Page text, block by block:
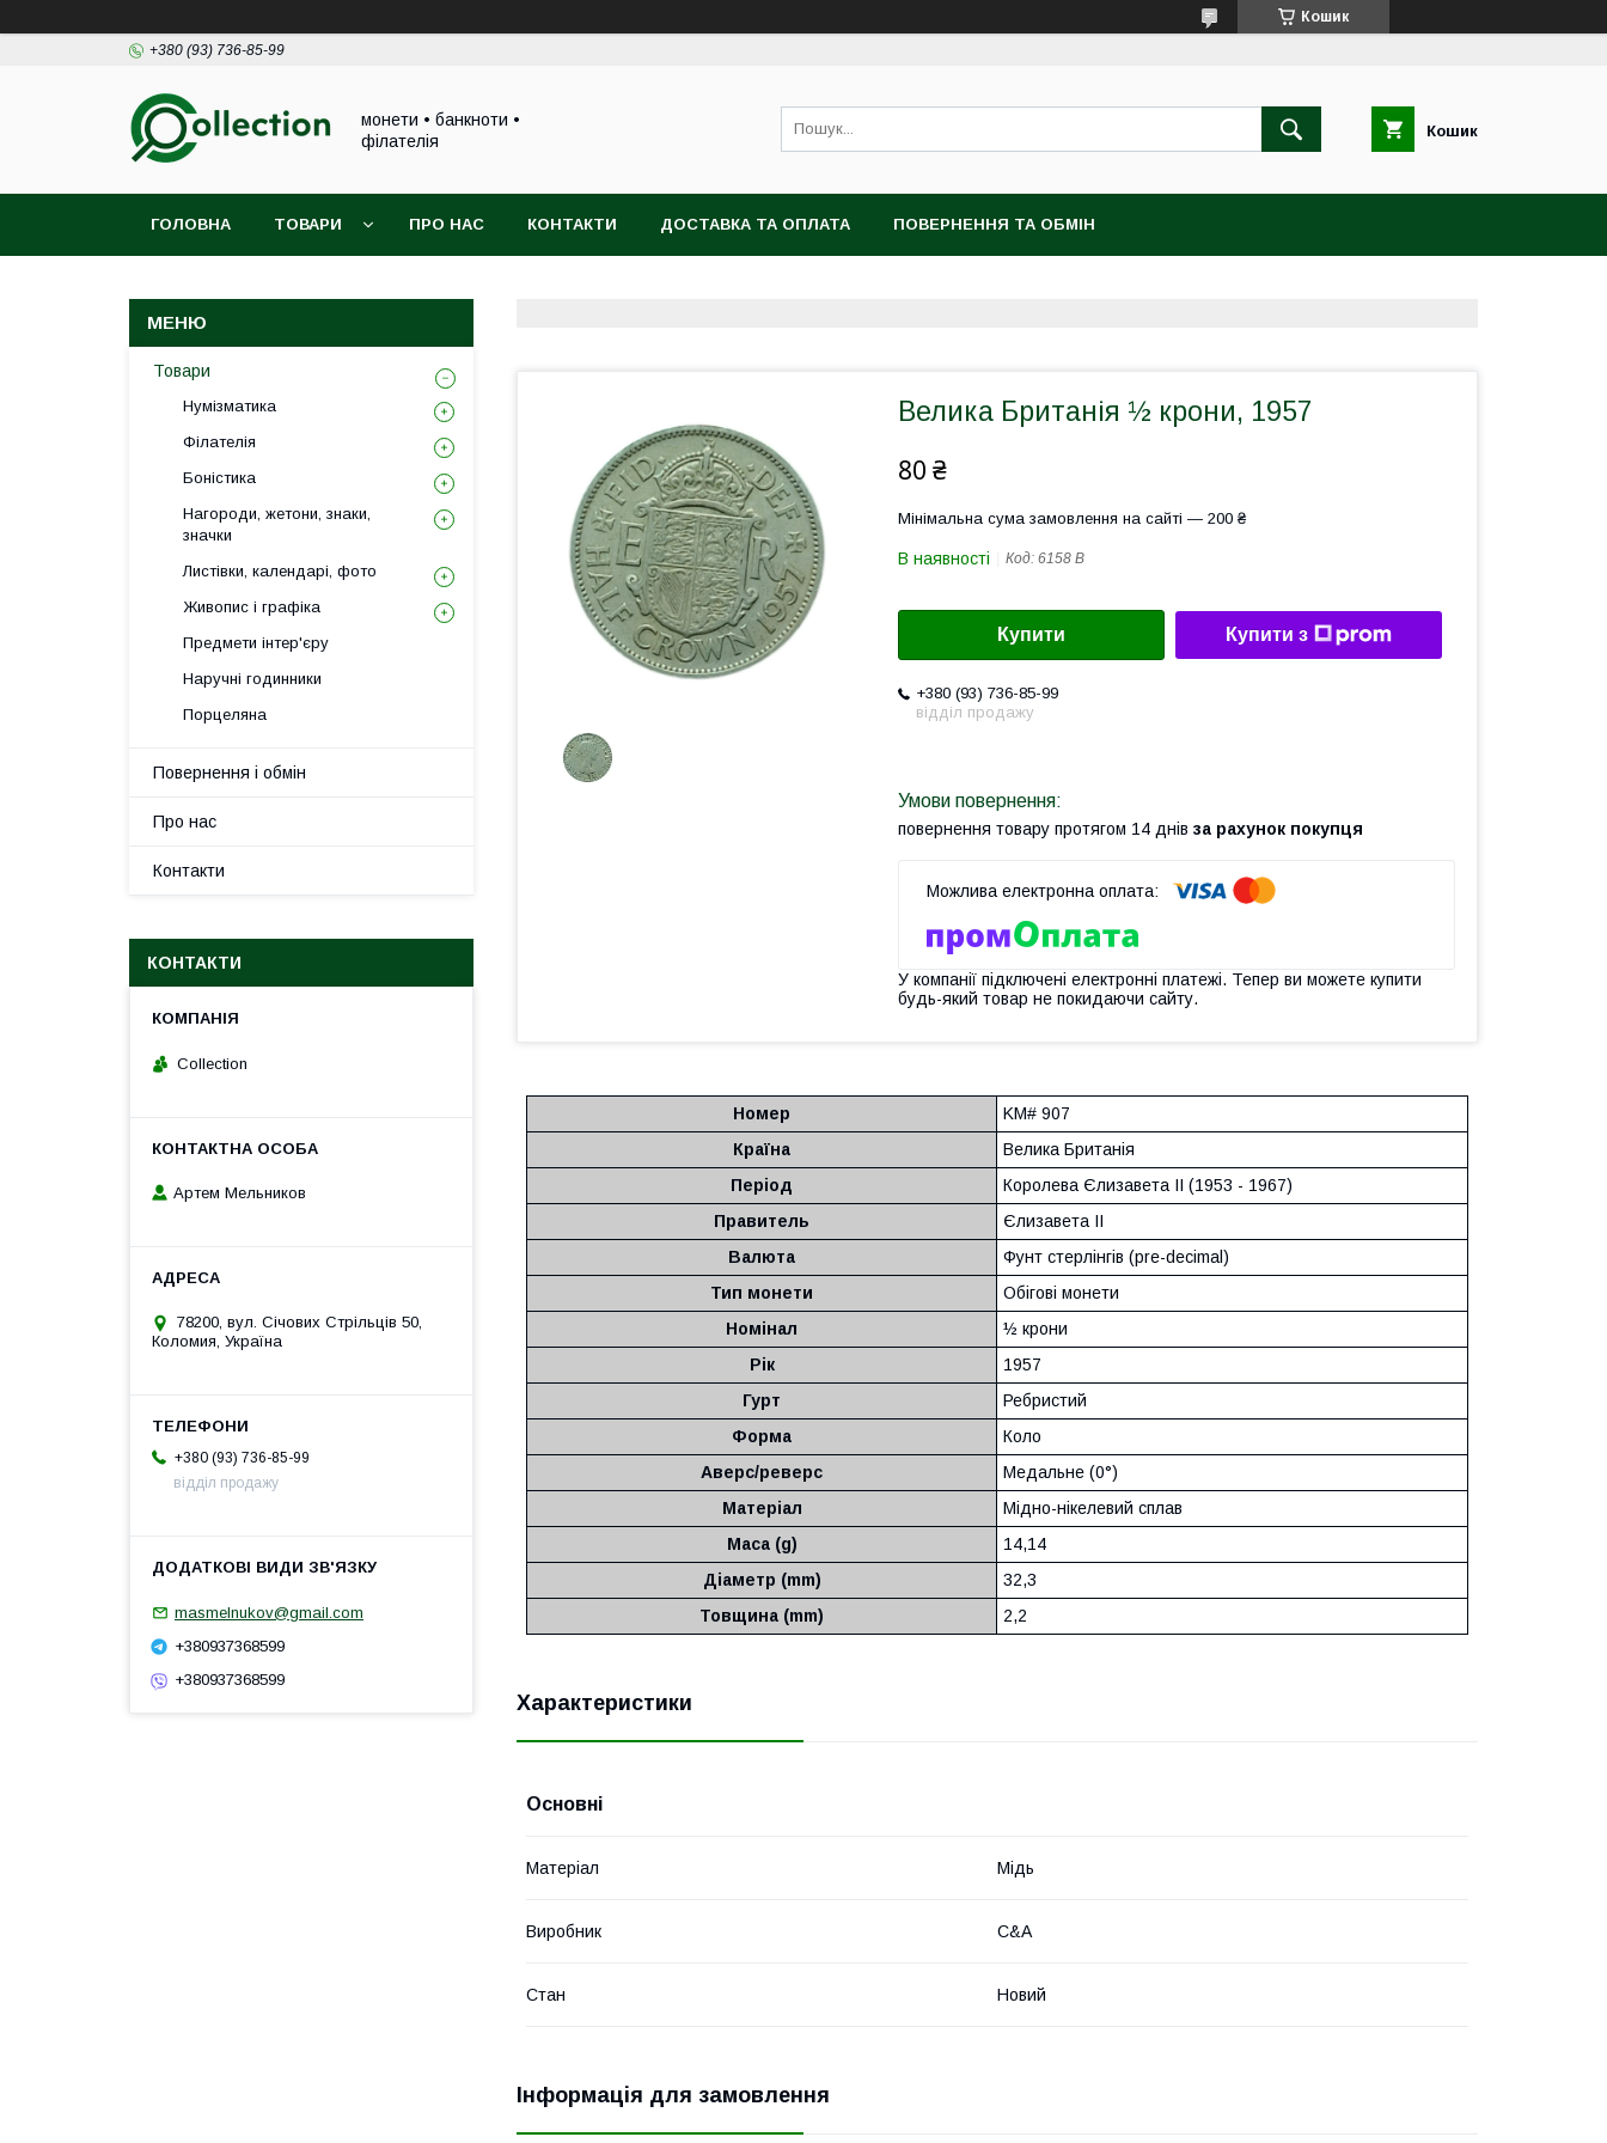
Кошик
+380 (93) 736-85-99
монети • банкноти •
філателія
Кошик
ГОЛОВНА ТОВАРИ ПРО НАС КОНТАКТИ ДОСТАВКА ТА ОПЛАТА ПОВЕРНЕННЯ ТА ОБМІН
Велика Британія ½ крони, 1957
80 ₴
Мінімальна сума замовлення на сайті — 200 ₴
В наявності Код: 6158 B
Купити Купити з
+380 (93) 736-85-99
відділ продажу
повернення товару протягом 14 днів за рахунок покупця
У компанії підключені електронні платежі. Тепер ви можете купити
будь-який товар не покидаючи сайту.
Номер
KM# 907
Країна
Велика Британія
Період
Королева Єлизавета II (1953 - 1967)
Правитель
Єлизавета II
Валюта
Фунт стерлінгів (pre-decimal)
Тип монети
Обігові монети
Номінал
½ крони
Рік
1957
Гурт
Ребристий
Форма
Коло
Аверс/реверс
Медальне (0°)
Матеріал
Мідно-нікелевий сплав
Маса (g)
14,14
Діаметр (mm)
32,3
Товщина (mm)
2,2
Характеристики
Основні
Матеріал Мідь
Виробник C&A
Стан Новий
Інформація для замовлення
Товари
Нумізматика
Філателія
Боністика
Нагороди, жетони, знаки,
значки
Листівки, календарі, фото
Живопис і графіка
Предмети інтер'єру
Наручні годинники
Порцеляна
Повернення і обмін
Про нас
Контакти
КОНТАКТИ
Collection
Артем Мельников
78200, вул. Січових Стрільців 50,
Коломия, Україна
+380 (93) 736-85-99
відділ продажу
masmelnukov@gmail.com
+380937368599
+380937368599